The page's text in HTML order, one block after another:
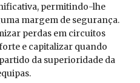
permitindo-lhe
margem de segurança.
perdas em circuitos
e capitalizar quando
da superioridade da